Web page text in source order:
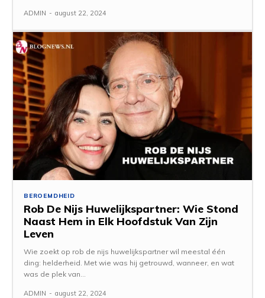
ADMIN - august 22, 2024
BEROEMDHEID
Rob De Nijs Huwelijkspartner: Wie Stond
Naast Hem in Elk Hoofdstuk Van Zijn
Leven
Wie zoekt op rob de nijs huwelijkspartner wil meestal één
ding: helderheid. Met wie was hij getrouwd, wanneer, en wat
was de plek van...
ADMIN - august 22, 2024